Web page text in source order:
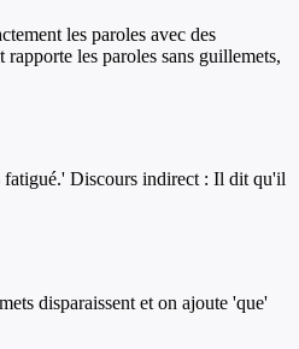
les paroles avec des
les paroles sans guillemets,
Discours indirect : Il dit qu'il
disparaissent et on ajoute 'que'